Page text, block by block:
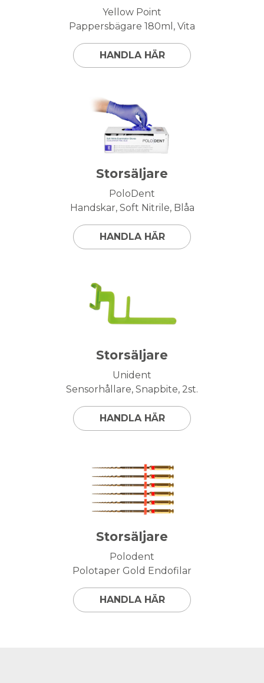
Yellow Point
Pappersbägare 180ml, Vita
HANDLA HÄR
Storsäljare
PoloDent
Handskar, Soft Nitrile, Blåa
HANDLA HÄR
Storsäljare
Unident
Sensorhållare, Snapbite, 2st.
HANDLA HÄR
Storsäljare
Polodent
Polotaper Gold Endofilar
HANDLA HÄR